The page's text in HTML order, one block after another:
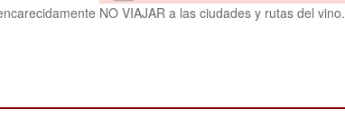
NO VIAJAR a las ciudades y rutas del vino.